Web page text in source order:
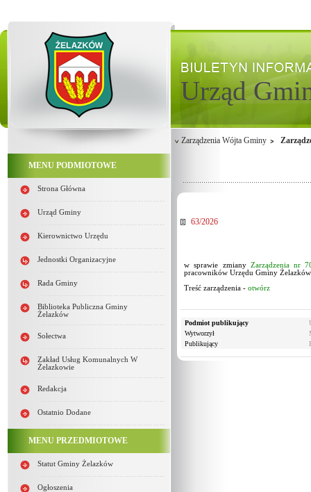
Urząd
MENU PODMIOTOWE
Strona Główna
Urząd Gminy
Kierownictwo Urzędu
Jednostki Organizacyjne
Rada Gminy
Biblioteka Publiczna Gminy
Żelazków
Sołectwa
Zakład Usług Komunalnych W
Żelazkowie
Redakcja
Ostatnio Dodane
MENU PRZEDMIOTOWE
Statut Gminy Żelazków
Ogłoszenia
Zarządzenia Wójta Gminy
63/2026
w sprawie zmiany Zarządzenia nr
pracowników Urzędu Gminy Żelazków
Treść zarządzenia - otwórz
Podmiot publikujący
Wytworzył
Publikujący